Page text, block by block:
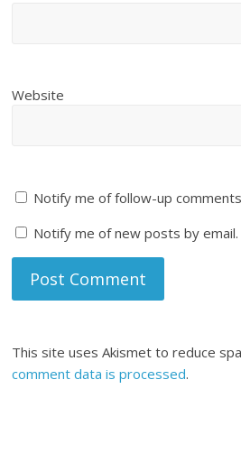
Website
Notify me of follow-up
Notify me of new posts by email.
This site uses Akismet to reduce
comment data is processed.